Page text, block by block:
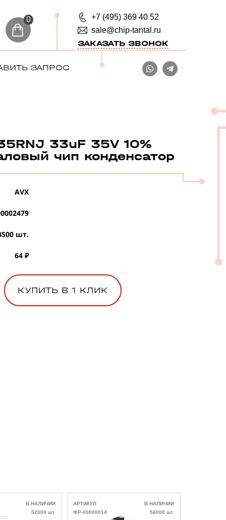
0
+7 (495) 369 40 52
sale@chip-tantal.ru
ЗАКАЗАТЬ ЗВОНОК
ЗАПРОС
33uF 35V 10%
чип конденсатор
AVX
шт.
64 ₽
КУПИТЬ В 1 КЛИК
В НАЛИЧИИ
52000 шт.
АРТИКУЛ
ФР-00000014
В НАЛИЧИИ
56000 шт.